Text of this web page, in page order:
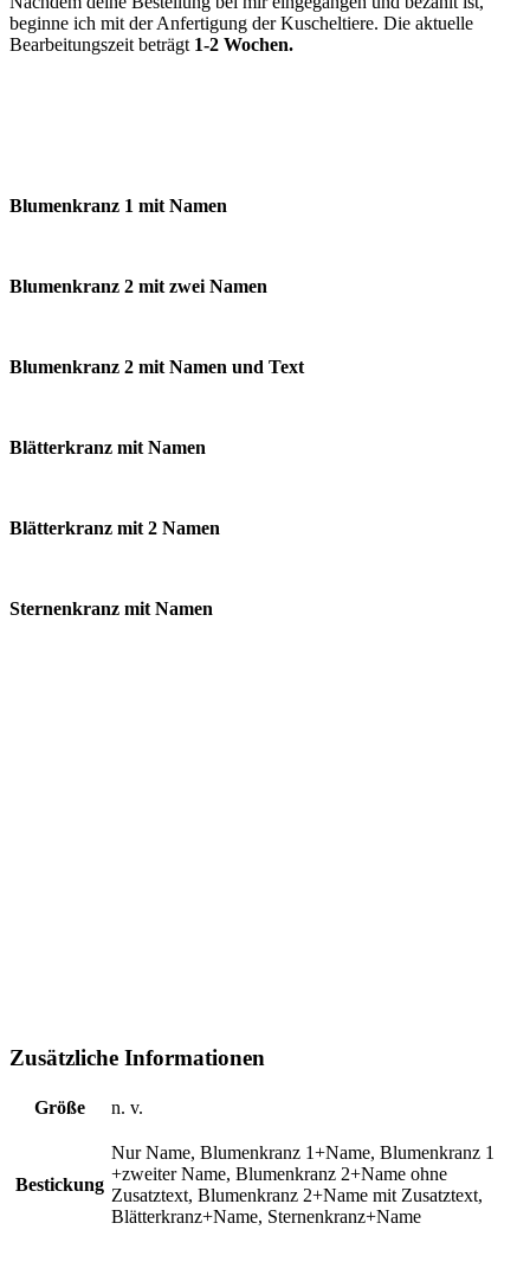
beginne ich mit der Anfertigung der Kuscheltiere. Die aktuelle
Bearbeitungszeit beträgt 1-2 Wochen.
Blumenkranz 1 mit Namen
Blumenkranz 2 mit zwei Namen
Blumenkranz 2 mit Namen und Text
Blätterkranz mit Namen
Blätterkranz mit 2 Namen
Sternenkranz mit Namen
Zusätzliche Informationen
Größe n. v.
Bestickung
Nur Name, Blumenkranz 1+Name, Blumenkranz 1
+zweiter Name, Blumenkranz 2+Name ohne
Zusatztext, Blumenkranz 2+Name mit Zusatztext,
Blätterkranz+Name, Sternenkranz+Name